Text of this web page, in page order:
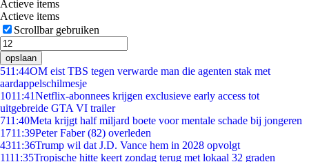
Actieve items
Actieve items
Scrollbar gebruiken
opslaan
511:44OM eist TBS tegen verwarde man die agenten stak met
aardappelschilmesje
1011:41Netflix-abonnees krijgen exclusieve early access tot
uitgebreide GTA VI trailer
711:40Meta krijgt half miljard boete voor mentale schade bij jongeren
1711:39Peter Faber (82) overleden
4311:36Trump wil dat J.D. Vance hem in 2028 opvolgt
1111:35Tropische hitte keert zondag terug met lokaal 32 graden